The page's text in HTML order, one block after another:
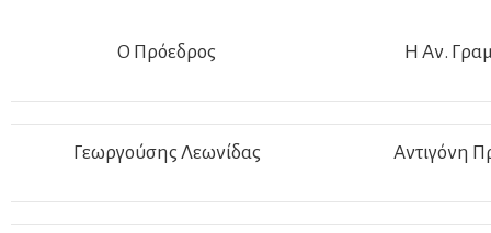
Ο Πρόεδρος Η Αν.
Γεωργούσης Λεωνίδας Αντιγόνη